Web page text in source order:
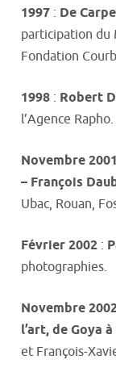
1997 : De
participation du
Fondation
1998 : Robert
l’Agence Rapho.
Novembre 2001
– François
Ubac, Rouan,
Février 2002 :
photographies.
Novembre
l’art, de Goya
et François-